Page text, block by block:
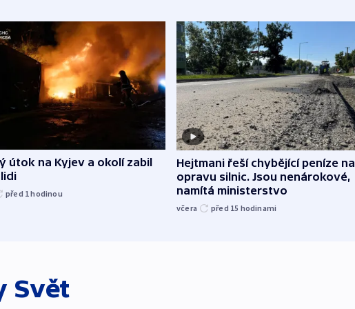
útok na Kyjev a okolí zabil
před 1hodinou
Hejtmani řeší chybějící peníze na
opravu silnic. Jsou nenárokové,
namítá ministerstvo
včera před 15 hodinami
Svět